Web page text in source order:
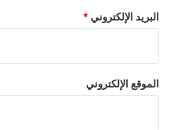
البريد الإلكتروني *
الموقع الإلكتروني